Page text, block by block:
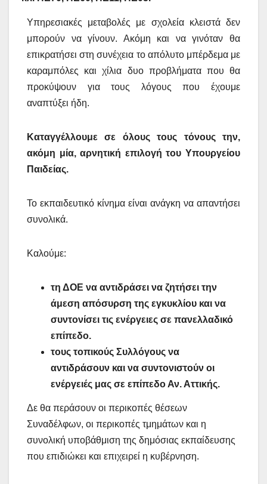
Υπηρεσιακές μεταβολές με σχολεία κλειστά δεν
μπορούν να γίνουν. Ακόμη και να γινόταν θα
επικρατήσει στη συνέχεια το απόλυτο μπέρδεμα με
καραμπόλες και χίλια δυο προβλήματα που θα
προκύψουν για τους λόγους που έχουμε
αναπτύξει ήδη.
Καταγγέλλουμε σε όλους τους τόνους την,
ακόμη μία, αρνητική επιλογή του Υπουργείου
Παιδείας.
Το εκπαιδευτικό κίνημα είναι ανάγκη να απαντήσει
συνολικά.
Καλούμε:
τη ΔΟΕ να αντιδράσει να ζητήσει την
άμεση απόσυρση της εγκυκλίου και να
συντονίσει τις ενέργειες σε πανελλαδικό
επίπεδο.
τους τοπικούς Συλλόγους να
αντιδράσουν και να συντονιστούν οι
ενέργειές μας σε επίπεδο Αν. Αττικής.
Δε θα περάσουν οι περικοπές θέσεων
Συναδέλφων, οι περικοπές τμημάτων και η
συνολική υποβάθμιση της δημόσιας εκπαίδευσης
που επιδιώκει και επιχειρεί η κυβέρνηση.